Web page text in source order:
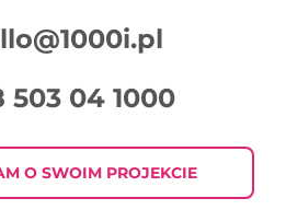
Tygodnia w Digital
07-30
503 04 1000
O SWOIM PROJEKCIE